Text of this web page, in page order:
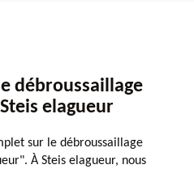
débroussaillage
elagueur
sur le débroussaillage
À Steis elagueur, nous